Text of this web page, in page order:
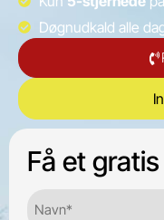
Døgnudkald alle
Få et
(Required)